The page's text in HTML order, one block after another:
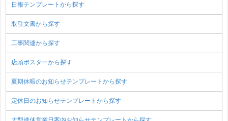
日報テンプレートから探す
取引文書から探す
工事関連から探す
店頭ポスターから探す
夏期休暇のお知らせテンプレートから探す
定休日のお知らせテンプレートから探す